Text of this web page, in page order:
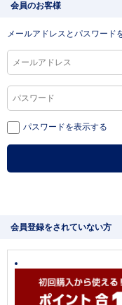
会員のお客様
メールアドレスとパスワード
パスワードを表示する
会員登録をされていない方